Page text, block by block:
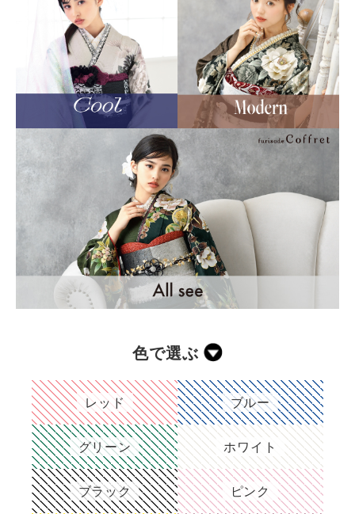
色で選ぶ
レッド ブルー
グリーン ホワイト
ブラック ピンク